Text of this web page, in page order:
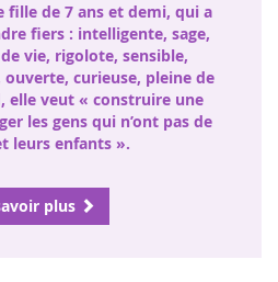
fille de 7 ans et demi, qui a
fiers : intelligente, sage,
vie, rigolote, sensible,
curieuse, pleine de
elle veut « construire une
les gens qui n’ont pas de
leurs enfants ».
plus